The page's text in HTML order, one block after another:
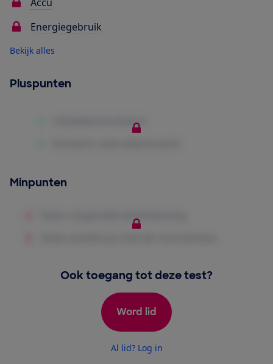
Accu
Energiegebruik
Bekijk alles
Pluspunten
Minpunten
Ook toegang tot deze test?
Word lid
Al lid? Log in